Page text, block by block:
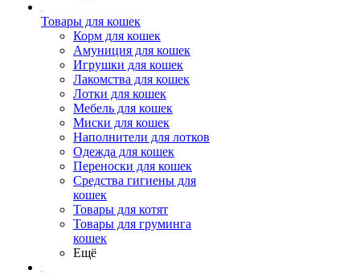
Товары для кошек
Корм для кошек
Амуниция для кошек
Игрушки для кошек
Лакомства для кошек
Лотки для кошек
Мебель для кошек
Миски для кошек
Наполнители для лотков
Одежда для кошек
Переноски для кошек
Средства гигиены для
кошек
Товары для котят
Товары для груминга
кошек
Ещё